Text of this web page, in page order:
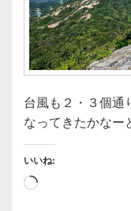
台風も２・３個通
なってきたかなー
いいね:
読